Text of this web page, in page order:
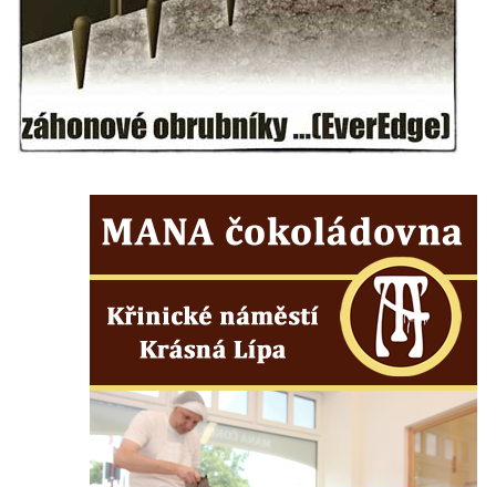
Českých Budějovicích
Socha svatého Jana Nepomuckého Na
Sadech u Mlýnské stoky v Českých
Budějovicích
Sochy brouků u Mlýnské stoky v Českých
Socha svatého Vincence Ferrerského na
nádvoří kláštera dominikánů v Českých
kláštera dominikánů v Českých
Budějovicích
Semilech
Socha svatého Josefa na nádvoří kláštera
dominikánů v Českých Budějovicích